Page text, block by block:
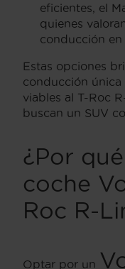
eficientes, el
quienes
conducción en
Estas opciones
conducción única
viables al T-Roc
buscan un SUV
¿Por
coche
Roc R-
Optar por un